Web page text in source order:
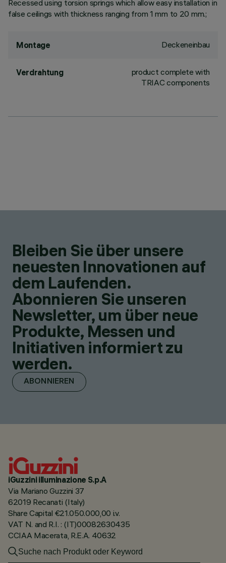
Recessed using torsion springs which allow easy installation in
false ceilings with thickness ranging from 1 mm to 20 mm.;
Montage Deckeneinbau
Verdrahtung
product complete with
TRIAC components
Bleiben Sie über unsere
neuesten Innovationen auf
dem Laufenden.
Abonnieren Sie unseren
Newsletter, um über neue
Produkte, Messen und
Initiativen informiert zu
werden.
ABONNIEREN
iGuzzini illuminazione S.p.A
Via Mariano Guzzini 37
62019 Recanati (Italy)
Share Capital €21.050.000,00 i.v.
VAT N. and R.I. : (IT)00082630435
CCIAA Macerata, R.E.A. 40632